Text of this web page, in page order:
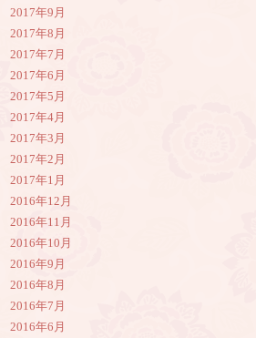
2017年9月
2017年8月
2017年7月
2017年6月
2017年5月
2017年4月
2017年3月
2017年2月
2017年1月
2016年12月
2016年11月
2016年10月
2016年9月
2016年8月
2016年7月
2016年6月